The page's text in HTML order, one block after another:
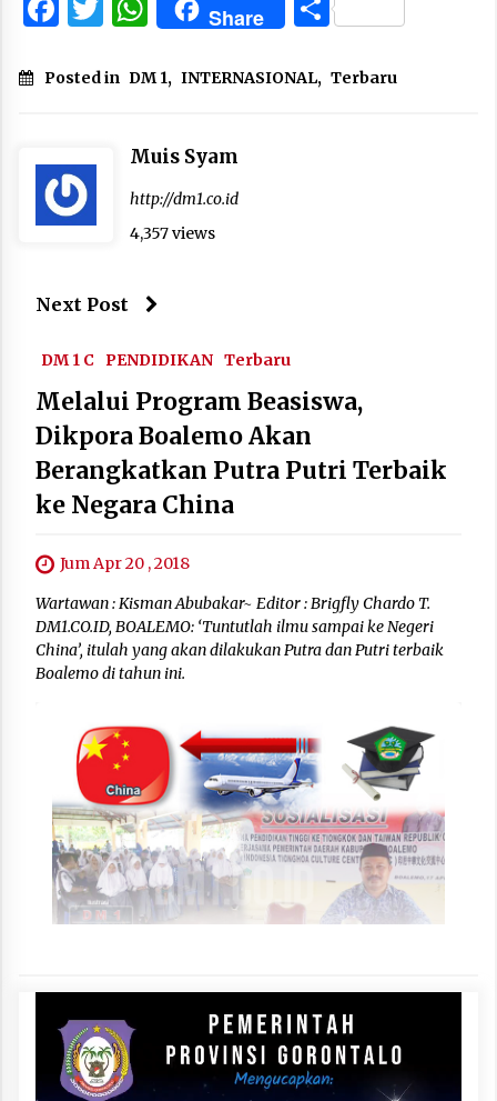
Share
Posted in DM 1, INTERNASIONAL, Terbaru
Muis Syam
http://dm1.co.id
4,357 views
Next Post
DM 1 C PENDIDIKAN Terbaru
Melalui Program Beasiswa,
Dikpora Boalemo Akan
Berangkatkan Putra Putri Terbaik
ke Negara China
Jum Apr 20 , 2018
Wartawan : Kisman Abubakar~ Editor : Brigfly Chardo T.
DM1.CO.ID, BOALEMO: ‘Tuntutlah ilmu sampai ke Negeri
China’, itulah yang akan dilakukan Putra dan Putri terbaik
Boalemo di tahun ini.